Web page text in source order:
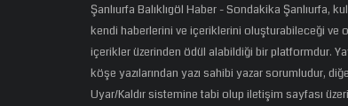
Şanlıurfa Balıklıgöl Haber - Sondakika Şanlıurfa,
kendi haberlerini ve içeriklerini oluşturabileceği ve
içerikler üzerinden ödül alabildiği bir platformdur.
köşe yazılarından yazı sahibi yazar sorumludur,
Uyar/Kaldır sistemine tabi olup iletişim sayfası